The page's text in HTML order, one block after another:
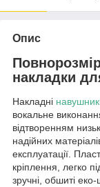
Опис
накладки
Накладні
вокальне
відтворенням
надійних
експлуатації.
кріплення, легко
зручні, обшиті